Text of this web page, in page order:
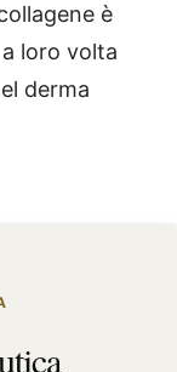
è
loro volta
derma